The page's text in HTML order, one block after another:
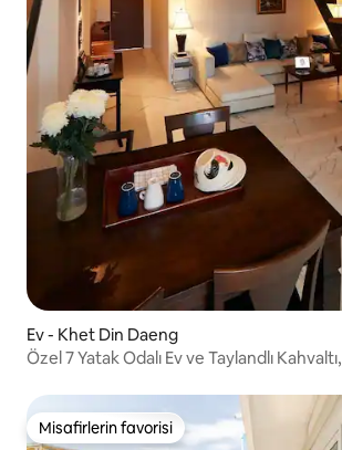
Ev - Khet Din Daeng
Özel 7 Yatak Odalı Ev ve Taylandlı Kahvaltı,
Misafirlerin favorisi
Misafirlerin favorisi